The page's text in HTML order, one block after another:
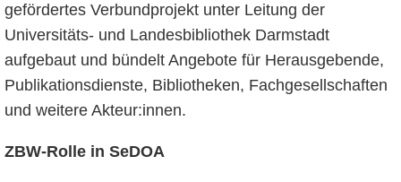
gefördertes Verbundprojekt unter Leitung der
Universitäts- und Landesbibliothek Darmstadt
aufgebaut und bündelt Angebote für Herausgebende,
Publikationsdienste, Bibliotheken, Fachgesellschaften
und weitere Akteur:innen.
ZBW-Rolle in SeDOA